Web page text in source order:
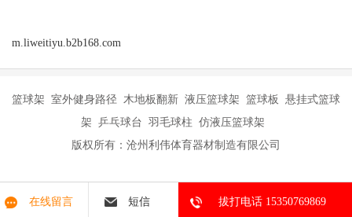
m.liweitiyu.b2b168.com
篮球架 室外健身路径 木地板翻新 液压篮球架 篮球板 悬挂式篮球
架 乒乓球台 羽毛球柱 仿液压篮球架
版权所有：沧州利伟体育器材制造有限公司
在线留言 短信 拔打电话 15350769869